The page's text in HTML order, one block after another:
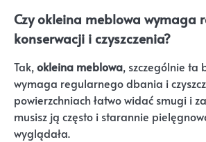
Czy okleina meblowa wymaga
konserwacji i czyszczenia?
Tak,okleina meblowa, szczególnie ta
wymaga regularnego dbania i
powierzchniach łatwo widać smugi i
musisz ją często i starannie
wyglądała.